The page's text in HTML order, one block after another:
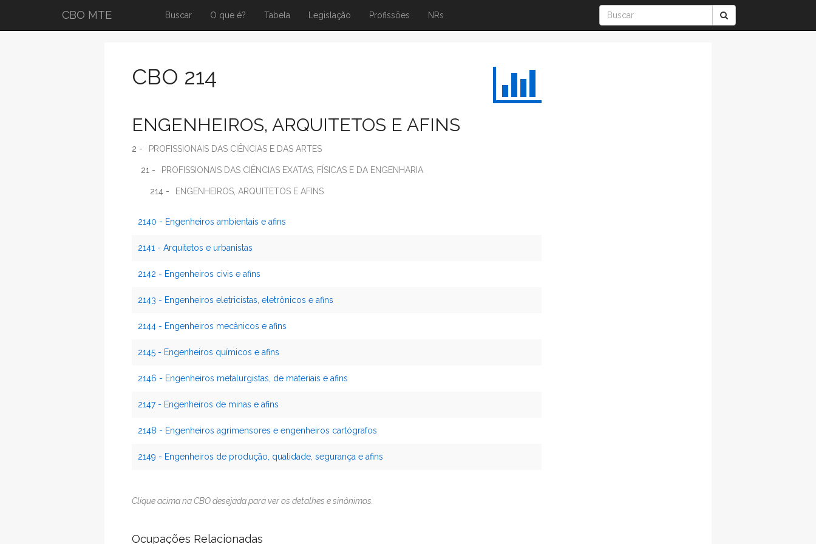
CBO MTE Buscar O que é? Tabela Legislação Profissões NRs
CBO 214
ENGENHEIROS, ARQUITETOS E AFINS
2 - PROFISSIONAIS DAS CIÊNCIAS E DAS ARTES
21 - PROFISSIONAIS DAS CIÊNCIAS EXATAS, FÍSICAS E DA ENGENHARIA
214 - ENGENHEIROS, ARQUITETOS E AFINS
2140 - Engenheiros ambientais e afins
2141 - Arquitetos e urbanistas
2142 - Engenheiros civis e afins
2143 - Engenheiros eletricistas, eletrônicos e afins
2144 - Engenheiros mecânicos e afins
2145 - Engenheiros químicos e afins
2146 - Engenheiros metalurgistas, de materiais e afins
2147 - Engenheiros de minas e afins
2148 - Engenheiros agrimensores e engenheiros cartógrafos
2149 - Engenheiros de produção, qualidade, segurança e afins
Clique acima na CBO desejada para ver os detalhes e sinônimos.
Ocupações Relacionadas